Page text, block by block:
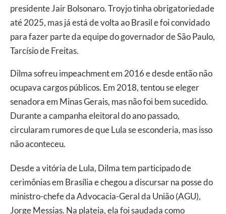
presidente Jair Bolsonaro. Troyjo tinha obrigatoriedade
até 2025, mas já está de volta ao Brasil e foi convidado
para fazer parte da equipe do governador de São Paulo,
Tarcísio de Freitas.
Dilma sofreu impeachment em 2016 e desde então não
ocupava cargos públicos. Em 2018, tentou se eleger
senadora em Minas Gerais, mas não foi bem sucedido.
Durante a campanha eleitoral do ano passado,
circularam rumores de que Lula se esconderia, mas isso
não aconteceu.
Desde a vitória de Lula, Dilma tem participado de
cerimônias em Brasília e chegou a discursar na posse do
ministro-chefe da Advocacia-Geral da União (AGU),
Jorge Messias. Na plateia, ela foi saudada como